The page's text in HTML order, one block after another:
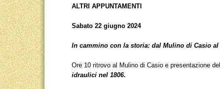
ALTRI APPUNTAMENTI
Sabato 22 giugno 2024
In cammino con la storia: dal Mulino di Casio
Ore 10 ritrovo al Mulino di Casio e presentazione
idraulici nel 1806.